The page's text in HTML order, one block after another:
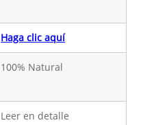
Haga clic aquí
100% Natural
Leer en detalle